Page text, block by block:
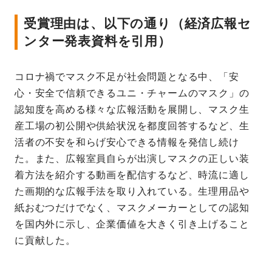
受賞理由は、以下の通り（経済広報セ
ンター発表資料を引用）
コロナ禍でマスク不足が社会問題となる中、「安
心・安全で信頼できるユニ・チャームのマスク」の
認知度を高める様々な広報活動を展開し、マスク生
産工場の初公開や供給状況を都度回答するなど、生
活者の不安を和らげ安心できる情報を発信し続け
た。また、広報室員自らが出演しマスクの正しい装
着方法を紹介する動画を配信するなど、時流に適し
た画期的な広報手法を取り入れている。生理用品や
紙おむつだけでなく、マスクメーカーとしての認知
を国内外に示し、企業価値を大きく引き上げること
に貢献した。